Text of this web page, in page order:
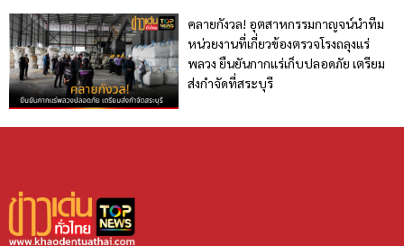
คลายกังวล! อุตสาหกรรมกาญจน์นำทีม
หน่วยงานที่เกี่ยวข้องตรวจโรงถลุงแร่
พลวง ยืนยันกากแร่เก็บปลอดภัย เตรียม
ส่งกำจัดที่สระบุรี